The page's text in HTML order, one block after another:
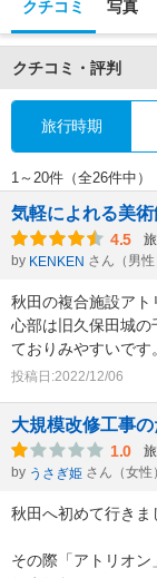
クチコミ 写真
クチコミ・評判
旅行時期
1～20件（全26件中）
気軽によれる美術
4.5
by KENKEN さん（男性
秋田の複合施設アト
心部は旧久保田城の
ておりみやすいです
投稿日:2022/12/06
大規模改修工事
1.0
by うさぎ姫 さん（女性）
秋田へ初めて行きま
その際「アトリオ